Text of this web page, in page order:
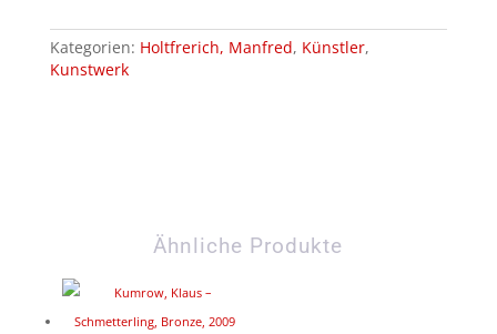
Menge
Kategorien: Holtfrerich, Manfred, Künstler,
Kunstwerk
Ähnliche Produkte